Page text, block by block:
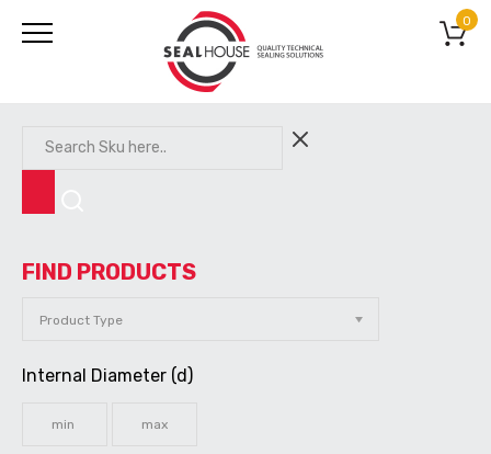
0
FIND PRODUCTS
Internal Diameter (d)